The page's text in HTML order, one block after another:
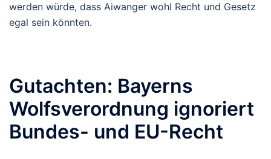
werden würde, dass Aiwanger wohl Recht und Gesetz
egal sein könnten.
Gutachten: Bayerns
Wolfsverordnung ignoriert
Bundes- und EU-Recht